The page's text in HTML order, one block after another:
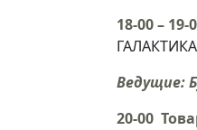
18-00 – 19-
Ведущие:
20-00